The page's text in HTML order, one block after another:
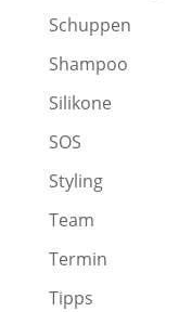
Schuppen
Shampoo
Silikone
SOS
Styling
Team
Termin
Tipps